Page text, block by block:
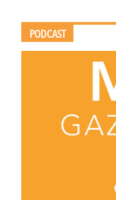
PODCAST